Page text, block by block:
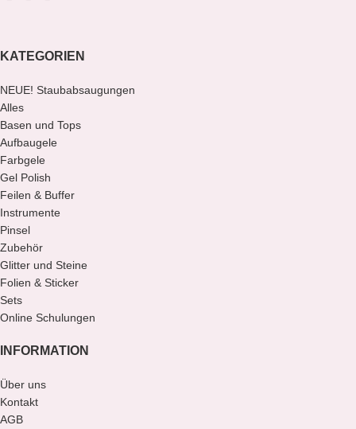
KATEGORIEN
NEUE! Staubabsaugungen
Alles
Basen und Tops
Aufbaugele
Farbgele
Gel Polish
Feilen & Buffer
Instrumente
Pinsel
Zubehör
Glitter und Steine
Folien & Sticker
Sets
Online Schulungen
INFORMATION
Über uns
Kontakt
AGB